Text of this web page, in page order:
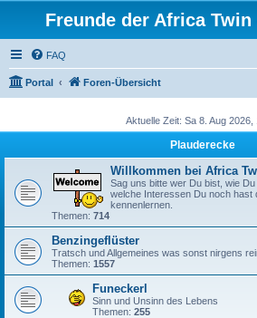
Freunde der Africa
FAQ
Portal Foren-Übersicht
Aktuelle Zeit: Sa 8. Aug 2026,
Plauderecke
Willkommen bei Africa
Sag uns bitte wer Du bist, wie
welche Interessen Du noch hast
kennenlernen.
Themen: 714
Benzingeflüster
Tratsch und Allgemeines was sonst nirgens
Themen: 1557
Funeckerl
Sinn und Unsinn des Lebens
Themen: 255